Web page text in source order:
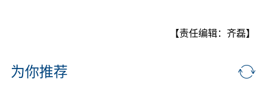
【责任编辑：齐磊】
为你推荐